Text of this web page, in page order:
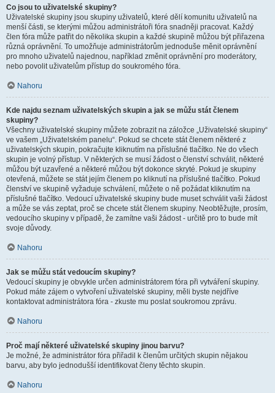
Co jsou to uživatelské skupiny?
Uživatelské skupiny jsou skupiny uživatelů, které dělí komunitu uživatelů na
menší části, se kterými můžou administrátoři fóra snadněji pracovat. Každý
člen fóra může patřit do několika skupin a každé skupině můžou být přiřazena
různá oprávnění. To umožňuje administrátorům jednoduše měnit oprávnění
pro mnoho uživatelů najednou, například změnit oprávnění pro moderátory,
nebo povolit uživatelům přístup do soukromého fóra.
Nahoru
Kde najdu seznam uživatelských skupin a jak se můžu stát členem
skupiny?
Všechny uživatelské skupiny můžete zobrazit na záložce „Uživatelské skupiny“
ve vašem „Uživatelském panelu“. Pokud se chcete stát členem některé z
uživatelských skupin, pokračujte kliknutím na příslušné tlačítko. Ne do všech
skupin je volný přístup. V některých se musí žádost o členství schválit, některé
můžou být uzavřené a některé můžou být dokonce skryté. Pokud je skupiny
otevřená, můžete se stát jejím členem po kliknutí na příslušné tlačítko. Pokud
členství ve skupině vyžaduje schválení, můžete o ně požádat kliknutím na
příslušné tlačítko. Vedoucí uživatelské skupiny bude muset schválit vaši žádost
a může se vás zeptat, proč se chcete stát členem skupiny. Neobtěžujte, prosím,
vedoucího skupiny v případě, že zamítne vaši žádost - určitě pro to bude mít
svoje důvody.
Nahoru
Jak se můžu stát vedoucím skupiny?
Vedoucí skupiny je obvykle určen administrátorem fóra při vytváření skupiny.
Pokud máte zájem o vytvoření uživatelské skupiny, měli byste nejdříve
kontaktovat administrátora fóra - zkuste mu poslat soukromou zprávu.
Nahoru
Proč mají některé uživatelské skupiny jinou barvu?
Je možné, že administrátor fóra přiřadil k členům určitých skupin nějakou
barvu, aby bylo jednodušší identifikovat členy těchto skupin.
Nahoru